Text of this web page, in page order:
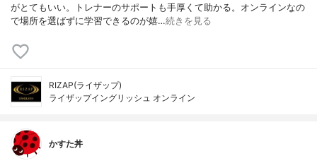
がとてもいい。トレナーのサポートも手厚くて助かる。オンラインなの
で場所を選ばずに学習できるのが嬉…続きを見る
RIZAP(ライザップ)
ライザップイングリッシュ オンライン
かすた丼